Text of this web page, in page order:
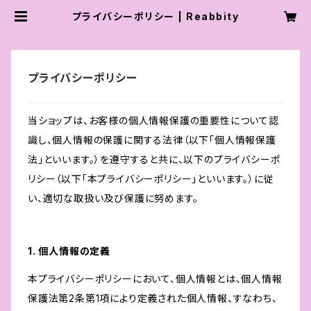
プライバシーポリシー | Reabbity
プライバシーポリシー
当ショップは、お客様の個人情報保護の重要性について認
識し、個人情報の保護に関する法律（以下「個人情報保護
法」といいます。）を遵守すると共に、以下のプライバシーポ
リシー（以下「本プライバシーポリシー」といいます。）に従
い、適切な取扱い及び保護に努めます。
1. 個人情報の定義
本プライバシーポリシーにおいて、個人情報とは、個人情報
保護法第2条第1項により定義された個人情報、すなわち、